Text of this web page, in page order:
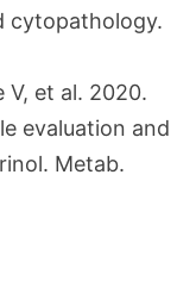
cytopathology.
V, et al. 2020.
evaluation and
Metab.